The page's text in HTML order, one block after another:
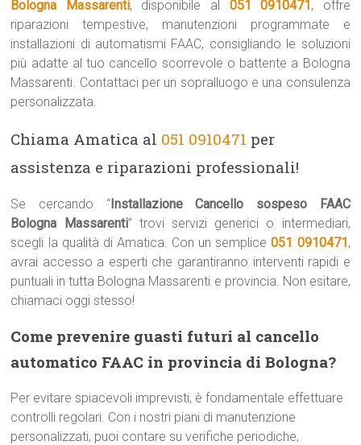
Bologna Massarenti, disponibile al 051 0910471 , offre
riparazioni tempestive, manutenzioni programmate e
installazioni di automatismi FAAC, consigliando le soluzioni
più adatte al tuo cancello scorrevole o battente a Bologna
Massarenti. Contattaci per un sopralluogo e una consulenza
personalizzata.
Chiama Amatica al 051 0910471 per
assistenza e riparazioni professionali!
Se cercando “Installazione Cancello sospeso FAAC
Bologna Massarenti” trovi servizi generici o intermediari,
scegli la qualità di Amatica. Con un semplice051 0910471,
avrai accesso a esperti che garantiranno interventi rapidi e
puntuali in tutta Bologna Massarenti e provincia. Non esitare,
chiamaci oggi stesso!
Come prevenire guasti futuri al cancello
automatico FAAC in provincia di Bologna?
Per evitare spiacevoli imprevisti, è fondamentale effettuare
controlli regolari. Con i nostri piani di manutenzione
personalizzati, puoi contare su verifiche periodiche,